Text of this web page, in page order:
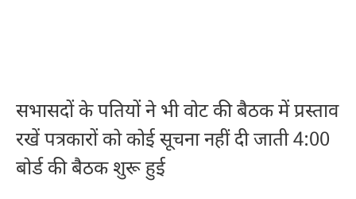
सभासदों के पतियों ने भी वोट की बैठक में प्रस्ताव
रखें पत्रकारों को कोई सूचना नहीं दी जाती 4:00
बोर्ड की बैठक शुरू हुई